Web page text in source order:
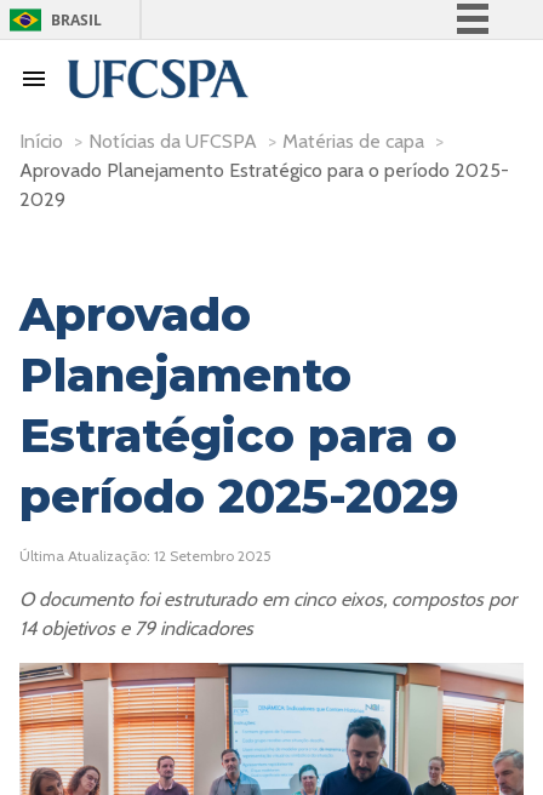
BRASIL
Participe
Acesso à informação
Início > Notícias da UFCSPA > Matérias de capa >
Aprovado Planejamento Estratégico para o período 2025-
2029
Aprovado
Planejamento
Estratégico para o
período 2025-2029
Última Atualização: 12 Setembro 2025
O documento foi estruturado em cinco eixos, compostos por
14 objetivos e 79 indicadores